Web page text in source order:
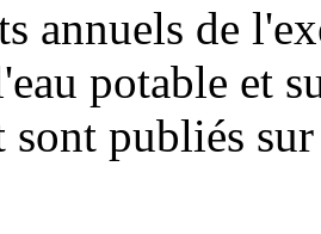
annuels de
potable et
sont publiés